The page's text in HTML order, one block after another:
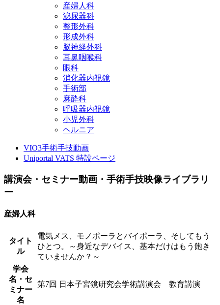
産婦人科
泌尿器科
整形外科
形成外科
脳神経外科
耳鼻咽喉科
眼科
消化器内視鏡
手術部
麻酔科
呼吸器内視鏡
小児外科
ヘルニア
VIO3手術手技動画
Uniportal VATS 特設ページ
講演会・セミナー動画・手術手技映像ライブラリ
ー
産婦人科
タイト
ル
電気メス、モノポーラとバイポーラ、そしてもう
ひとつ。～身近なデバイス、基本だけはもう飽き
ていませんか？～
学会
名・セ
ミナー
名
第7回 日本子宮鏡研究会学術講演会 教育講演